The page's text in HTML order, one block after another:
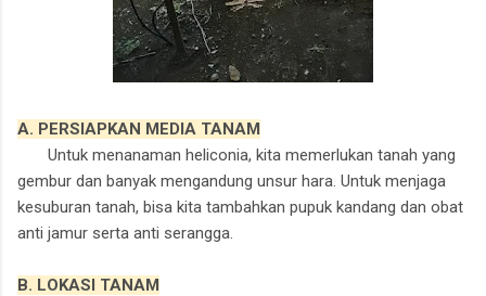
A. PERSIAPKAN MEDIA TANAM
Untuk menanaman heliconia, kita memerlukan tanah yang
gembur dan banyak mengandung unsur hara. Untuk menjaga
kesuburan tanah, bisa kita tambahkan pupuk kandang dan obat
anti jamur serta anti serangga.
B. LOKASI TANAM